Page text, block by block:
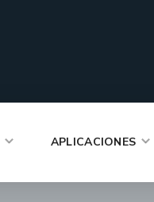
APLICACIONES